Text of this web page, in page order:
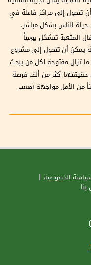
تتحول إلى مراكز فاعلة في
الناس بشكل مباشر.
المتعبة تتشكل يومياً
يمكن أن تتحول إلى مشروع
ما تزال مفتوحة لكل من يبحث
حقيقتها أكثر من ألف فرصة
من الأمل مواجهة أصعب
الخصوصية